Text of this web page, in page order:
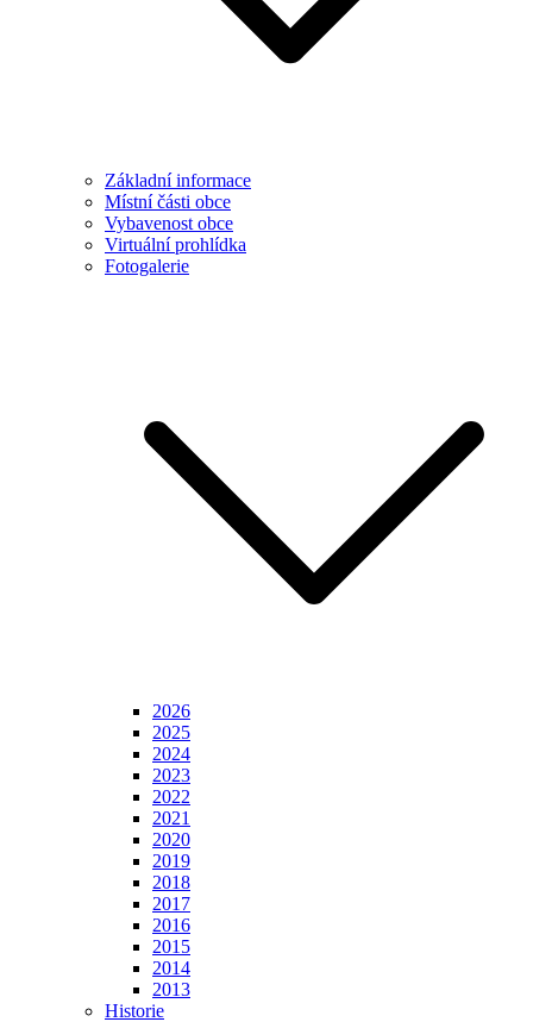
Základní informace
Místní části obce
Vybavenost obce
Virtuální prohlídka
Fotogalerie
2026
2025
2024
2023
2022
2021
2020
2019
2018
2017
2016
2015
2014
2013
Historie